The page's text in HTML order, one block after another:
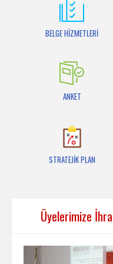
BELGE HİZMETLERİ
ANKET
STRATEJİK PLAN
Üyelerimize